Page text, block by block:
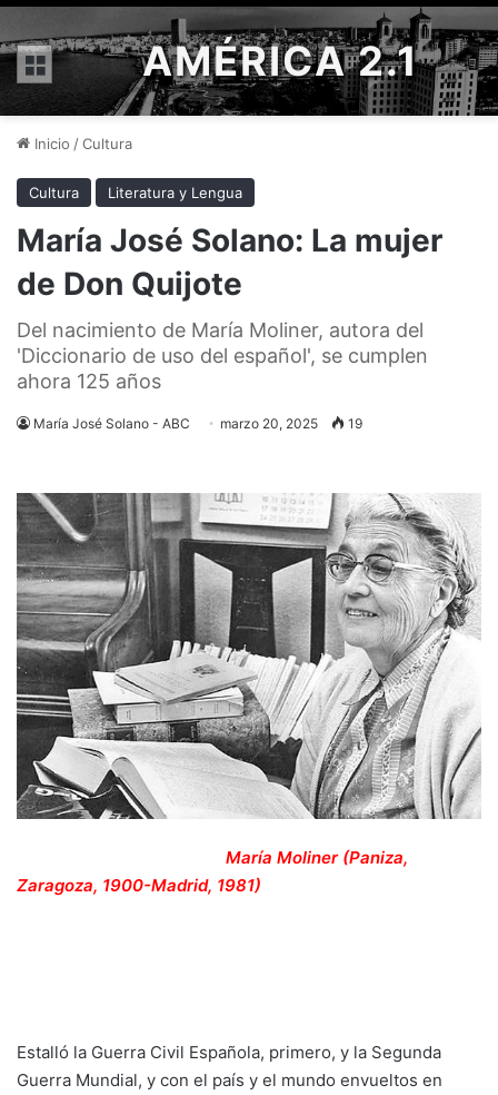
Menú AMÉRICA 2.1
Inicio /Cultura
Cultura Literatura y Lengua
María José Solano: La mujer
de Don Quijote
Del nacimiento de María Moliner, autora del
'Diccionario de uso del español', se cumplen
ahora 125 años
María José Solano - ABC marzo 20, 2025 19
María Moliner (Paniza,
Zaragoza, 1900-Madrid, 1981)
Estalló la Guerra Civil Española, primero, y la Segunda
Guerra Mundial, y con el país y el mundo envueltos en